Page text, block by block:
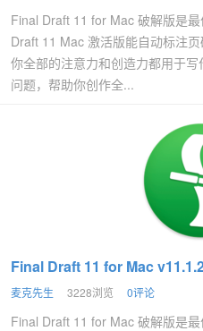
Final Draft 11 for Mac 破解版是
Draft 11 Mac 激活版能自动标注
你全部的注意力和创造力都用于
问题，帮助你创作全...
Final Draft 11 for Mac
麦克先生 3228浏览 0评论
Final Draft 11 for Mac 破解版是